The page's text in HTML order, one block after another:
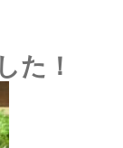
た！